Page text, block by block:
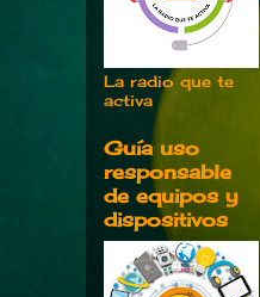
La radio que te
activa
Guía uso
responsable
de equipos y
dispositivos